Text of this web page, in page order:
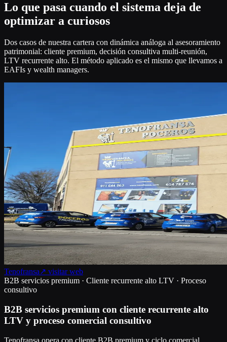
Lo que pasa cuando el sistema deja de
optimizar a curiosos
Dos casos de nuestra cartera con dinámica análoga al asesoramiento
patrimonial: cliente premium, decisión consultiva multi-reunión,
LTV recurrente alto. El método aplicado es el mismo que llevamos a
EAFIs y wealth managers.
Tenofransa↗ visitar web
B2B servicios premium · Cliente recurrente alto LTV · Proceso
consultivo
B2B servicios premium con cliente recurrente alto
LTV y proceso comercial consultivo
Tenofransa opera con cliente B2B premium y ciclo comercial